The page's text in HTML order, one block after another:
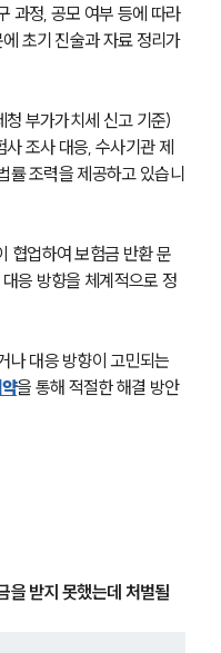
예약
약
과정, 공모 여부 등에 따라
초기 진술과 자료 정리가
부가가치세 신고 기준)
조사 대응, 수사기관 제
률 조력을 제공하고 있습니
협업하여 보험금 반환 문
응 방향을 체계적으로 정
나 대응 방향이 고민되는
을 통해 적절한 해결 방안
을 받지 못했는데 처벌될